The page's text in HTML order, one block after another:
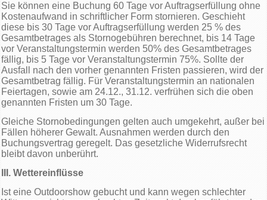
Sie können eine Buchung 60 Tage vor Auftragserfüllung ohne
Kostenaufwand in schriftlicher Form stornieren. Geschieht
diese bis 30 Tage vor Auftragserfüllung werden 25 % des
Gesamtbetrages als Stornogebühren berechnet, bis 14 Tage
vor Veranstaltungstermin werden 50% des Gesamtbetrages
fällig, bis 5 Tage vor Veranstaltungstermin 75%. Sollte der
Ausfall nach den vorher genannten Fristen passieren, wird der
Gesamtbetrag fällig. Für Veranstaltungstermin an nationalen
Feiertagen, sowie am 24.12., 31.12. verfrühen sich die oben
genannten Fristen um 30 Tage.
Gleiche Stornobedingungen gelten auch umgekehrt, außer bei
Fällen höherer Gewalt. Ausnahmen werden durch den
Buchungsvertrag geregelt. Das gesetzliche Widerrufsrecht
bleibt davon unberührt.
III. Wettereinflüsse
Ist eine Outdoorshow gebucht und kann wegen schlechter